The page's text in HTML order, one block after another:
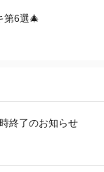
第6選🎄
終了のお知らせ